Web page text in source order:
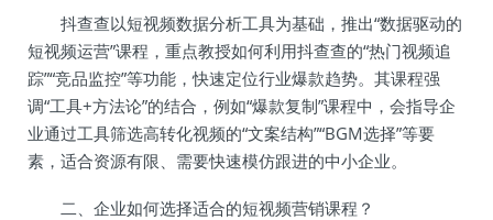
抖查查以短视频数据分析工具为基础，推出“数据驱动的
短视频运营”课程，重点教授如何利用抖查查的“热门视频追
踪”“竞品监控”等功能，快速定位行业爆款趋势。其课程强
调“工具+方法论”的结合，例如“爆款复制”课程中，会指导企
业通过工具筛选高转化视频的“文案结构”“BGM选择”等要
素，适合资源有限、需要快速模仿跟进的中小企业。
二、企业如何选择适合的短视频营销课程？